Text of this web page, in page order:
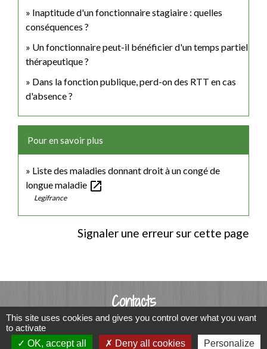
Inaptitude d'un fonctionnaire stagiaire : quelles
conséquences ?
Un fonctionnaire peut-il bénéficier d'un temps partiel
thérapeutique ?
Dans la fonction publique, perd-on des RTT en cas
d'absence ?
Pour en savoir plus
Liste des maladies donnant droit à un congé de
longue maladie open_in_new
Legifrance
Signaler une erreur sur cette page
Contacts
Commune de Luitré-Dompierre
14 rue de Normandie - LUITRE
This site uses cookies and gives you control over what you want
to activate
OK, accept all
Deny all cookies Personalize